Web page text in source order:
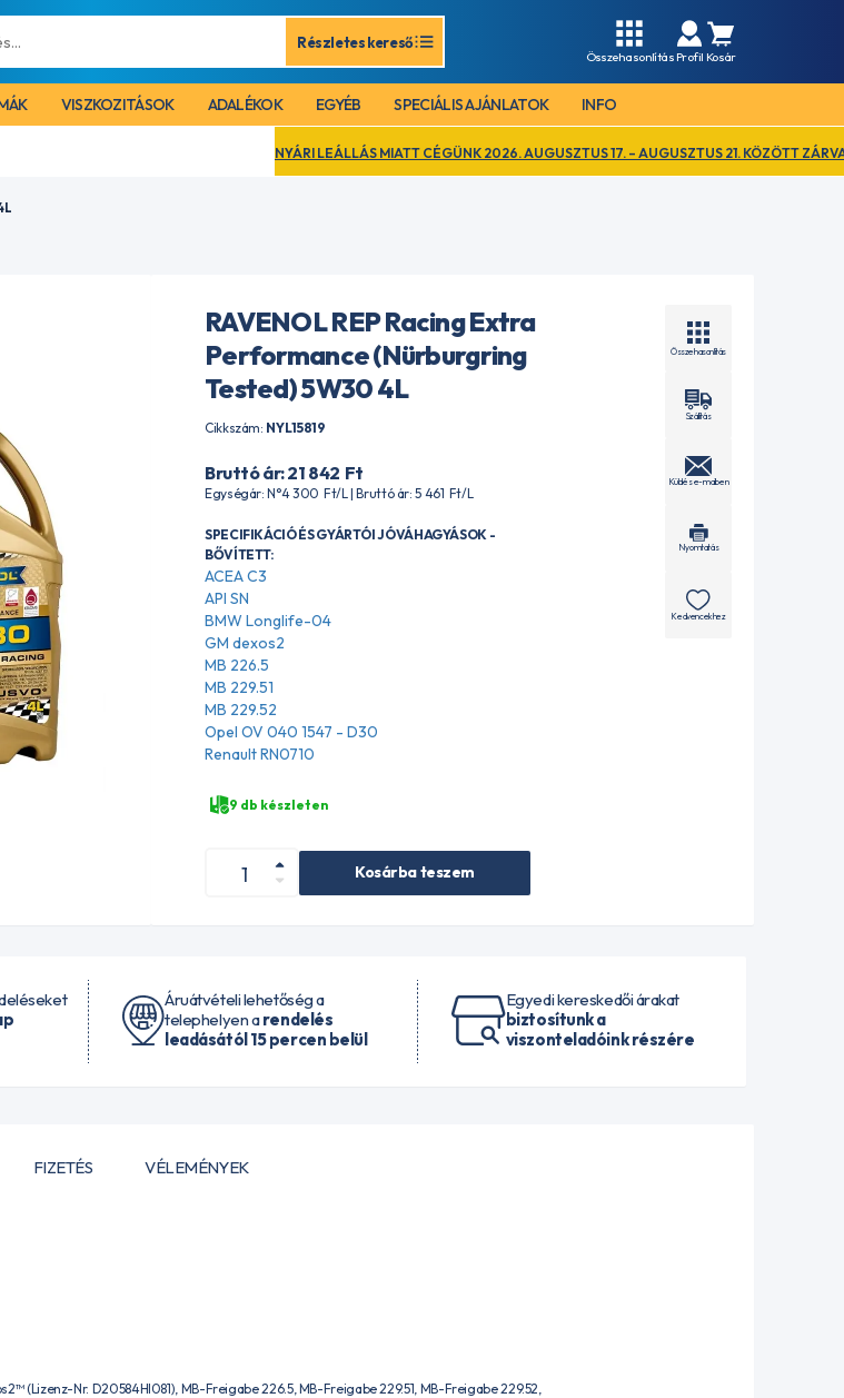
Részletes kereső
Összehasonlítás Profil Kosár
VISZKOZITÁSOK ADALÉKOK EGYÉB SPECIÁLIS AJÁNLATOK INFO
NYÁRI LEÁLLÁS MIATT CÉGÜNK 2026. AUGUSZTUS 17. – AUGUSZTUS 21. KÖZÖTT ZÁRVA TART. EZ IDŐ
RAVENOL REP Racing Extra
Performance (Nürburgring
Tested) 5W30 4L
Cikkszám: NYL15819
Bruttó ár: 21 842 Ft
Egységár: N°4 300 Ft/L | Bruttó ár: 5 461 Ft/L
SPECIFIKÁCIÓ ÉS GYÁRTÓI JÓVÁHAGYÁSOK -
BŐVÍTETT:
ACEA C3
API SN
BMW Longlife-04
GM dexos2
MB 226.5
MB 229.51
MB 229.52
Opel OV 040 1547 - D30
Renault RN0710
9 db készleten
Kosárba teszem
Összehasonlítás
Szállítás
Küldés e-mailben
Nyomtatás
Kedvencekhez
Áruátvételi lehetőség a
telephelyen arendelés
leadásától 15 percen belül
Egyedi kereskedői árakat
biztosítunk a
viszonteladóink részére
FIZETÉS VÉLEMÉNYEK
(Lizenz-Nr. D20584HI081), MB-Freigabe 226.5, MB-Freigabe 229.51, MB-Freigabe 229.52,